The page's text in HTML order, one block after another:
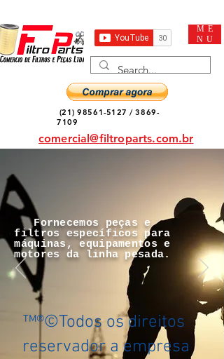
ME
NU
(21) 98561-5127 /3869-
7109
comercial@filtroparts.com.br
Fornecemos peças e
filtros específicos para
máquinas, equipamentos e
motores da linha pesada.
™®©Todos os direitos
reservador a empresa